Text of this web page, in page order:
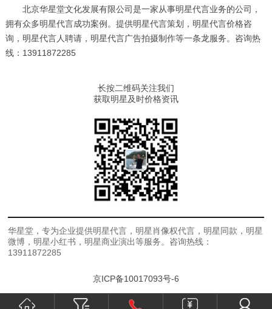
北京华星堂文化发展有限公司是一家从事明星代言业务的公司，
拥有众多明星代言成功案例。提供明星代言策划，明星代言价格咨
询，明星代言人聘请，明星代言广告拍摄制作等一条龙服务。咨询热
线：13911872285
长按二维码关注我们
获取明星及时价格资讯
华星堂，专为企业提供明星代言，明星肖像权代言，明星同款，明星
微博，明星小红书，明星商业演出等服务。咨询热线：
13911872285
京ICP备10017093号-6